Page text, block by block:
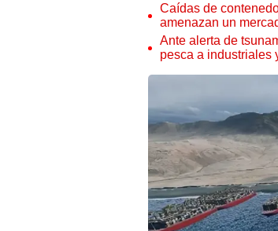
Caídas de
amenazan un
Ante alerta de
pesca a industriales